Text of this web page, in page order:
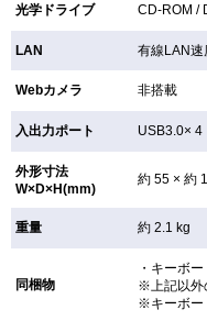
光学ドライブ CD-ROM /
LAN 有線LAN
Webカメラ 非搭載
入出力ポート
外形寸法
W×D×H(mm)
約 55 × 約
重量 約 2.1 kg
同梱物
・キーボ
※上記以外
※キーボー